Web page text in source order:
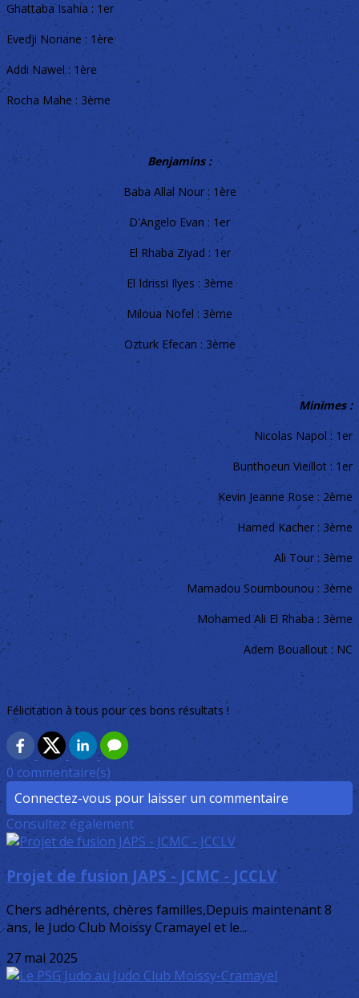
Ghattaba Isahia : 1er
Evedji Noriane : 1ère
Addi Nawel : 1ère
Rocha Mahe : 3ème
Benjamins :
Baba Allal Nour : 1ère
D'Angelo Evan : 1er
El Rhaba Ziyad : 1er
El Idrissi Ilyes : 3ème
Miloua Nofel : 3ème
Ozturk Efecan : 3ème
Minimes :
Nicolas Napol : 1er
Bunthoeun Vieillot : 1er
Kevin Jeanne Rose : 2ème
Hamed Kacher : 3ème
Ali Tour : 3ème
Mamadou Soumbounou : 3ème
Mohamed Ali El Rhaba : 3ème
Adem Bouallout : NC
Félicitation à tous pour ces bons résultats !
0 commentaire(s)
Connectez-vous pour laisser un commentaire
Consultez également
Projet de fusion JAPS - JCMC - JCCLV
Chers adhérents, chères familles,Depuis maintenant 8
ans, le Judo Club Moissy Cramayel et le...
27 mai 2025